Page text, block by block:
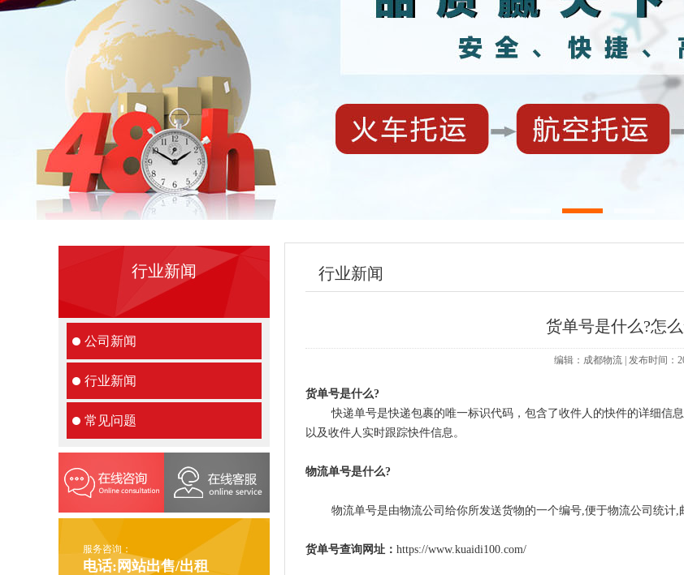
行业新闻
公司新闻
行业新闻
常见问题
服务咨询：
电话:网站出售/出租
行业新闻
货单号是什么?怎
编辑：成都物流 | 发布时间：
货单号是什么?
快递单号是快递包裹的唯一标识代码，包含了收件人的快件的详细信息
以及收件人实时跟踪快件信息。
物流单号是什么?
物流单号是由物流公司给你所发送货物的一个编号,便于物流公司统计,
货单号查询网址： https://www.kuaidi100.com/